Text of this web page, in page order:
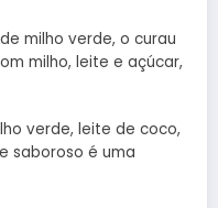
milho verde, o curau
milho, leite e açúcar,
verde, leite de coco,
saboroso é uma